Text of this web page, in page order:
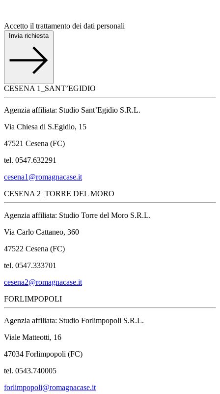
Accetto il trattamento dei dati personali
Invia richiesta
CESENA 1_SANT’EGIDIO
Agenzia affiliata: Studio Sant’Egidio S.R.L.
Via Chiesa di S.Egidio, 15
47521 Cesena (FC)
tel. 0547.632291
cesena1@romagnacase.it
CESENA 2_TORRE DEL MORO
Agenzia affiliata: Studio Torre del Moro S.R.L.
Via Carlo Cattaneo, 360
47522 Cesena (FC)
tel. 0547.333701
cesena2@romagnacase.it
FORLIMPOPOLI
Agenzia affiliata: Studio Forlimpopoli S.R.L.
Viale Matteotti, 16
47034 Forlimpopoli (FC)
tel. 0543.740005
forlimpopoli@romagnacase.it